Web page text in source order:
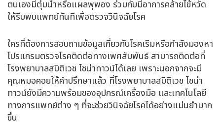
ตนเองมีตุ่มน้ำหรือแผลพุพอง ร่วมกับมีอาการคล้ายไข้หวัด
ให้รีบพบแพทย์ทันทีเพื่อตรวจวินิจฉัยโรค
ใครที่ต้องการสอบถามข้อมูลเกี่ยวกับโรคเริมหรือกำลังมองหา
โปรแกรมตรวจโรคติดต่อทางเพศสัมพันธ์ สามารถติดต่อที่
โรงพยาบาลสมิติเวช ไชน่าทาวน์ได้เลย เพราะนอกจากจะมี
คุณหมอคอยให้คำปรึกษาแล้ว ที่โรงพยาบาลสมิติเวช ไชน่า
ทาวน์ยังมีความพร้อมของอุปกรณ์เครื่องมือ และเทคโนโลยี
ทางการแพทย์ต่าง ๆ ที่จะช่วยวินิจฉัยโรคได้อย่างแม่นยำมาก
ขึ้น